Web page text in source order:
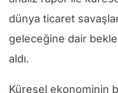
dünya ticaret
geleceğine dair
aldı.
Küresel ekonominin